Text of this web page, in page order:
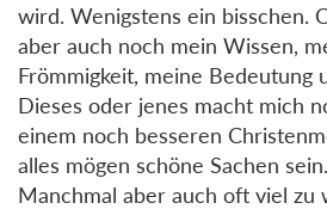
wird. Wenigstens ein bisschen.
aber auch noch mein Wissen,
Frömmigkeit, meine Bedeutung
Dieses oder jenes macht mich
einem noch besseren
alles mögen schöne Sachen
Manchmal aber auch oft viel zu